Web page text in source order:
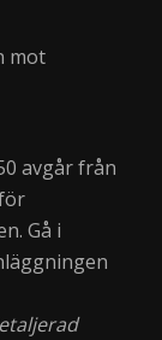
mot
avgår från
Gå i